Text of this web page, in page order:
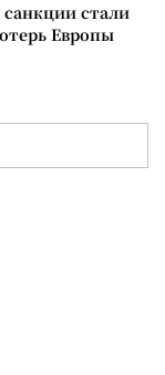
стали
Европы